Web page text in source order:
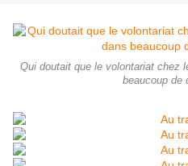
Qui doutait que le volontariat chez
beaucoup de